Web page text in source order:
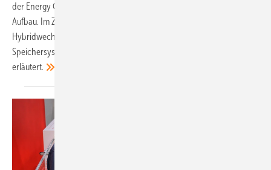
der Energy Cube, eine stapelbare Designbatterie mit modularem
Aufbau. Im Zusammenspiel mit dem dreiphasigen
Hybridwechselrichter H3 entsteht ein individuell anpassbares
Speichersystem, wie Philipp Leclerc, Managing Director Germany,
erläutert.